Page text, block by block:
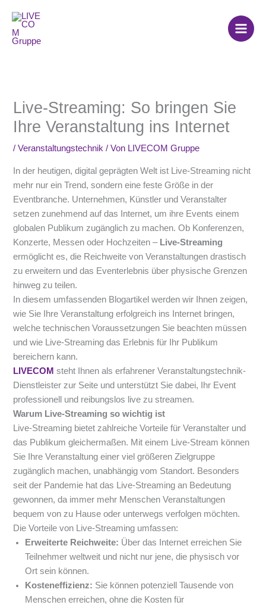
Inhalt
springen
Live-Streaming: So bringen Sie
Ihre Veranstaltung ins Internet
/Veranstaltungstechnik / Von LIVECOM Gruppe
In der heutigen, digital geprägten Welt ist Live-Streaming nicht
mehr nur ein Trend, sondern eine feste Größe in der
Eventbranche. Unternehmen, Künstler und Veranstalter
setzen zunehmend auf das Internet, um ihre Events einem
globalen Publikum zugänglich zu machen. Ob Konferenzen,
Konzerte, Messen oder Hochzeiten – Live-Streaming
ermöglicht es, die Reichweite von Veranstaltungen drastisch
zu erweitern und das Eventerlebnis über physische Grenzen
hinweg zu teilen.
In diesem umfassenden Blogartikel werden wir Ihnen zeigen,
wie Sie Ihre Veranstaltung erfolgreich ins Internet bringen,
welche technischen Voraussetzungen Sie beachten müssen
und wie Live-Streaming das Erlebnis für Ihr Publikum
bereichern kann.
LIVECOM steht Ihnen als erfahrener Veranstaltungstechnik-
Dienstleister zur Seite und unterstützt Sie dabei, Ihr Event
professionell und reibungslos live zu streamen.
Warum Live-Streaming so wichtig ist
Live-Streaming bietet zahlreiche Vorteile für Veranstalter und
das Publikum gleichermaßen. Mit einem Live-Stream können
Sie Ihre Veranstaltung einer viel größeren Zielgruppe
zugänglich machen, unabhängig vom Standort. Besonders
seit der Pandemie hat das Live-Streaming an Bedeutung
gewonnen, da immer mehr Menschen Veranstaltungen
bequem von zu Hause oder unterwegs verfolgen möchten.
Die Vorteile von Live-Streaming umfassen:
Erweiterte Reichweite: Über das Internet erreichen Sie
Teilnehmer weltweit und nicht nur jene, die physisch vor
Ort sein können.
Kosteneffizienz: Sie können potenziell Tausende von
Menschen erreichen, ohne die Kosten für